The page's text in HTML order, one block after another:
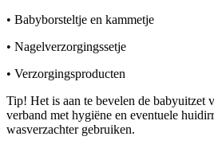
• Babyborsteltje en kammetje
• Nagelverzorgingssetje
• Verzorgingsproducten
Tip! Het is aan te bevelen de babyuitzet
verband met hygiëne en eventuele
wasverzachter gebruiken.